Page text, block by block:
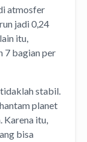
atmosfer
jadi 0,24
itu,
7 bagian per
stabil.
planet
Karena itu,
bisa